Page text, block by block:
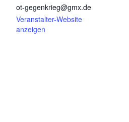
ot-gegenkrieg@gmx.de
Veranstalter-Website
anzeigen